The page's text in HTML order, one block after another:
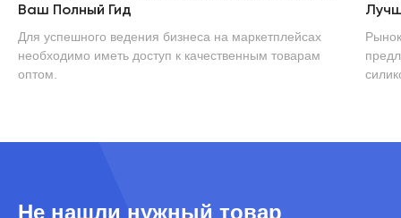
Ваш Полный Гид
Для успешного ведения бизнеса на маркетплейсах
необходимо иметь доступ к качественным товарам
оптом.
Не нашли нужный товар